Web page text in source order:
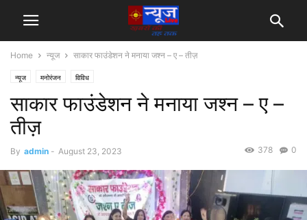
Home न्यूज साकार फाउंडेशन ने मनाया जश्न – ए – तीज़
न्यूज मनोरंजन विविध
साकार फाउंडेशन ने मनाया जश्न – ए –
तीज़
By admin - August 23, 2023 0
378